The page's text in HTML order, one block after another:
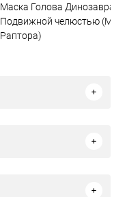
Маска Голова Динозавра с
Подвижной челюстью
Раптора)